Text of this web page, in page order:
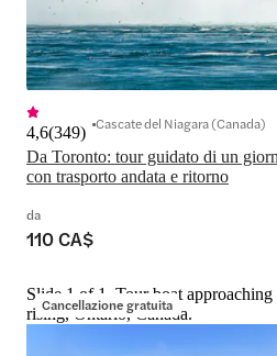
Da Toronto: tour guidato di un
con trasporto andata e ritorno
4,6(349) Cascate del Niagara (Canada)
da
110 CA$
Cancellazione gratuita
Slide 1 of 1, Tour boat
rising, Ontario, Canada.